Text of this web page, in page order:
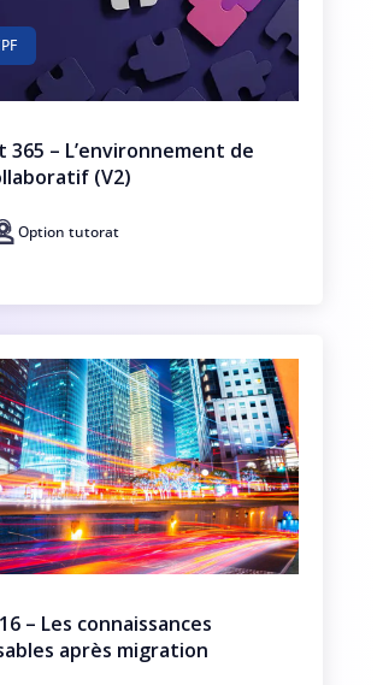
365 – L’environnement de
(V2)
Option tutorat
– Les connaissances
après migration